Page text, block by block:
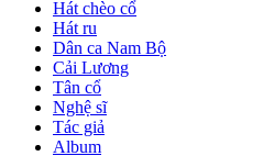
Hát chèo cổ
Hát ru
Dân ca Nam Bộ
Cải Lương
Tân cổ
Nghệ sĩ
Tác giả
Album